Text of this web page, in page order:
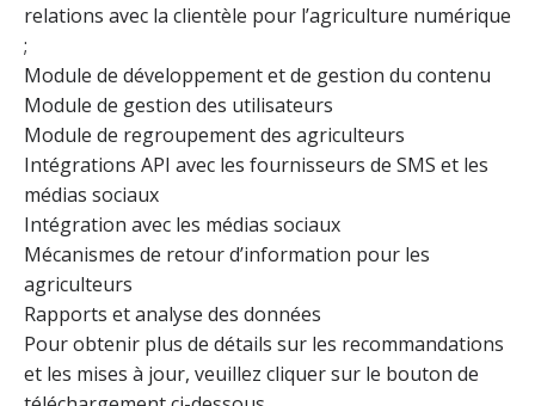
relations avec la clientèle pour l’agriculture numérique
;
Module de développement et de gestion du contenu
Module de gestion des utilisateurs
Module de regroupement des agriculteurs
Intégrations API avec les fournisseurs de SMS et les
médias sociaux
Intégration avec les médias sociaux
Mécanismes de retour d’information pour les
agriculteurs
Rapports et analyse des données
Pour obtenir plus de détails sur les recommandations
et les mises à jour, veuillez cliquer sur le bouton de